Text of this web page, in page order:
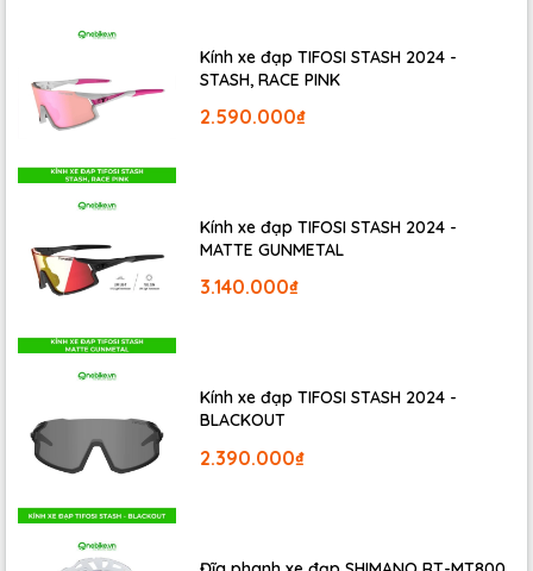
Kính xe đạp TIFOSI STASH 2024 -
STASH, RACE PINK
2.590.000₫
Kính xe đạp TIFOSI STASH 2024 -
MATTE GUNMETAL
3.140.000₫
Kính xe đạp TIFOSI STASH 2024 -
BLACKOUT
2.390.000₫